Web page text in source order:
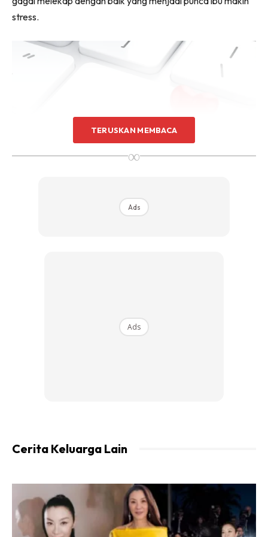
stress.
Kekurangan waktu tidur yang mencukupi juga menambah
Tiada atau bekalan susu ibu rendah
TERUSKAN MEMBACA
∞
Ads
Ads
Cerita Keluarga Lain